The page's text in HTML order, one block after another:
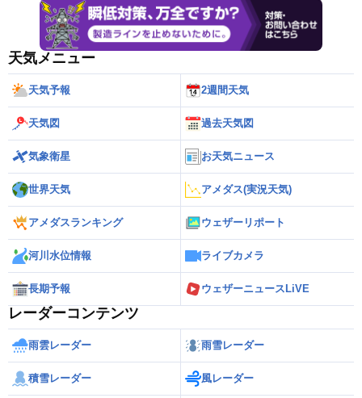
天気メニュー
天気予報 2週間天気
天気図 過去天気図
気象衛星 お天気ニュース
世界天気 アメダス(実況天気)
アメダスランキング ウェザーリポート
河川水位情報 ライブカメラ
長期予報 ウェザーニュースLiVE
レーダーコンテンツ
雨雲レーダー 雨雪レーダー
積雪レーダー 風レーダー